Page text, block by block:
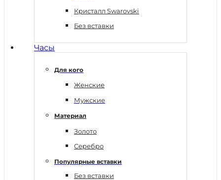
Кристалл Swarovski
Без вставки
Часы
Для кого
Женские
Мужские
Материал
Золото
Серебро
Популярные вставки
Без вставки